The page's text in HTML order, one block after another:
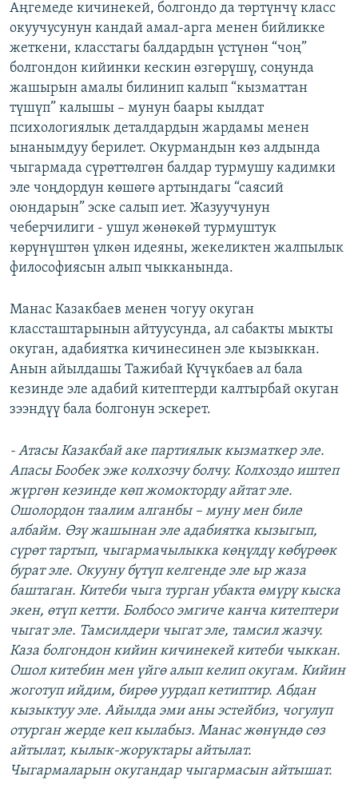
Аңгемеде кичинекей, болгондо да төртүнчү класс
окуучусунун кандай амал-арга менен бийликке
жеткени, класстагы балдардын үстүнөн “чоң”
болгондон кийинки кескин өзгөрүшү, соңунда
жашырын амалы билинип калып “кызматтан
түшүп” калышы – мунун баары кылдат
психологиялык деталдардын жардамы менен
ынанымдуу берилет. Окурмандын көз алдында
чыгармада сүрөттөлгөн балдар турмушу кадимки
эле чоңдордун көшөгө артындагы “саясий
оюндарын” эске салып иет. Жазуучунун
чеберчилиги - ушул жөнөкөй турмуштук
көрүнүштөн үлкөн идеяны, жекеликтен жалпылык
философиясын алып чыкканында.
Манас Казакбаев менен чогуу окуган
классташтарынын айтуусунда, ал сабакты мыкты
окуган, адабиятка кичинесинен эле кызыккан.
Анын айылдашы Тажибай Күчүкбаев ал бала
кезинде эле адабий китептерди калтырбай окуган
зээндүү бала болгонун эскерет.
- Атасы Казакбай аке партиялык кызматкер эле.
Апасы Бообек эже колхозчу болчу. Колхоздо иштеп
жүргөн кезинде көп жомокторду айтат эле.
Ошолордон таалим алганбы – муну мен биле
албайм. Өзү жашынан эле адабиятка кызыгып,
сүрөт тартып, чыгармачылыкка көңүлдү көбүрөөк
бурат эле. Окууну бүтүп келгенде эле ыр жаза
баштаган. Китеби чыга турган убакта өмүрү кыска
экен, өтүп кетти. Болбосо эмгиче канча китептери
чыгат эле. Тамсилдери чыгат эле, тамсил жазчу.
Каза болгондон кийин кичинекей китеби чыккан.
Ошол китебин мен үйгө алып келип окугам. Кийин
жоготуп ийдим, бирөө уурдап кетиптир. Абдан
кызыктуу эле. Айылда эми аны эстейбиз, чогулуп
отурган жерде кеп кылабыз. Манас жөнүндө сөз
айтылат, кылык-жоруктары айтылат.
Чыгармаларын окугандар чыгармасын айтышат.